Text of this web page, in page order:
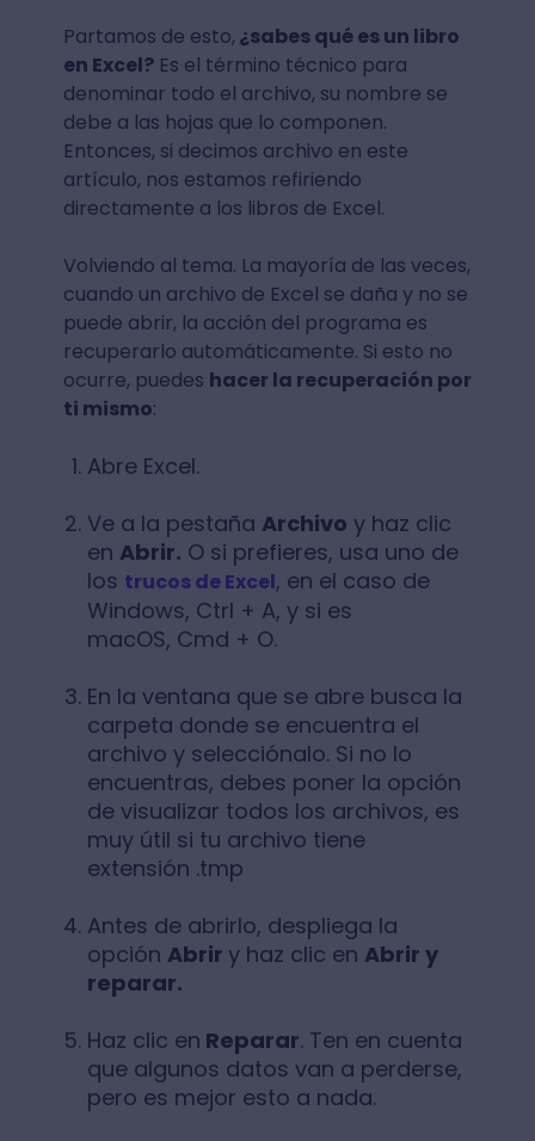
Partamos de esto, ¿sabes qué es un libro
en Excel?Es el término técnico para
denominar todo el archivo, su nombre se
debe a las hojas que lo componen.
Entonces, si decimos archivo en este
artículo, nos estamos refiriendo
directamente a los libros de Excel.
Volviendo al tema. La mayoría de las veces,
cuando un archivo de Excel se daña y no se
puede abrir, la acción del programa es
recuperarlo automáticamente. Si esto no
ocurre, puedes hacer la recuperación por
ti mismo:
Abre Excel.
Ve a la pestaña Archivo y haz clic
en Abrir. O si prefieres, usa uno de
los trucos de Excel, en el caso de
Windows, Ctrl + A, y si es
macOS, Cmd + O.
En la ventana que se abre busca la
carpeta donde se encuentra el
archivo y selecciónalo. Si no lo
encuentras, debes poner la opción
de visualizar todos los archivos, es
muy útil si tu archivo tiene
extensión .tmp
Antes de abrirlo, despliega la
opción Abrir y haz clic en Abrir y
reparar.
Haz clic en Reparar. Ten en cuenta
que algunos datos van a perderse,
pero es mejor esto a nada.